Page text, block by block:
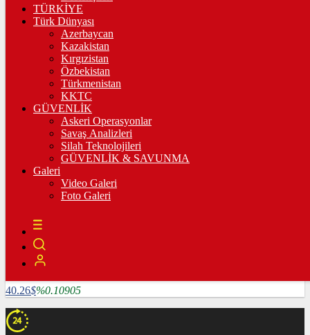
3.335,67%0,36
%-0,03
BİTCOİN
4782585฿%1.64124
LİTECOİN
%5.25507
ETHEREUM
%6.0715
RİPPLE
118.86%2.16847
TETHER
40.26$%0.10905
TÜRKİYE
Türk Dünyası
Azerbaycan
Kazakistan
Kırgızistan
Özbekistan
Türkmenistan
KKTC
GÜVENLİK
Askeri Operasyonlar
Savaş Analizleri
Silah Teknolojileri
GÜVENLİK & SAVUNMA
Galeri
Video Galeri
Foto Galeri